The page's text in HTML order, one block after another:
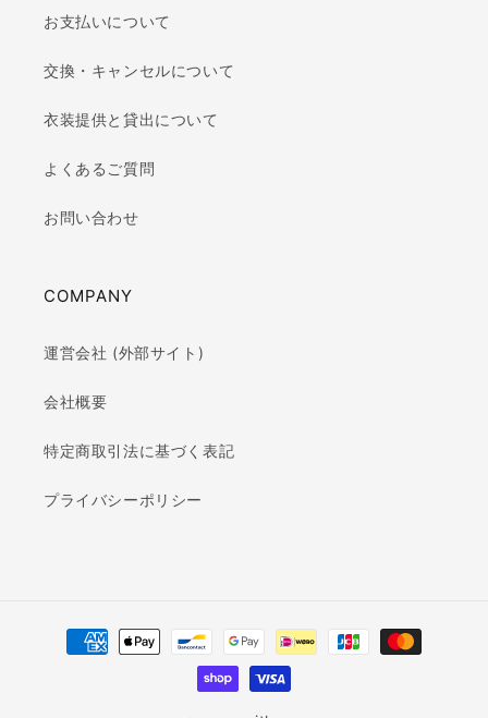
お支払いについて
交換・キャンセルについて
衣装提供と貸出について
よくあるご質問
お問い合わせ
COMPANY
運営会社 (外部サイト)
会社概要
特定商取引法に基づく表記
プライバシーポリシー